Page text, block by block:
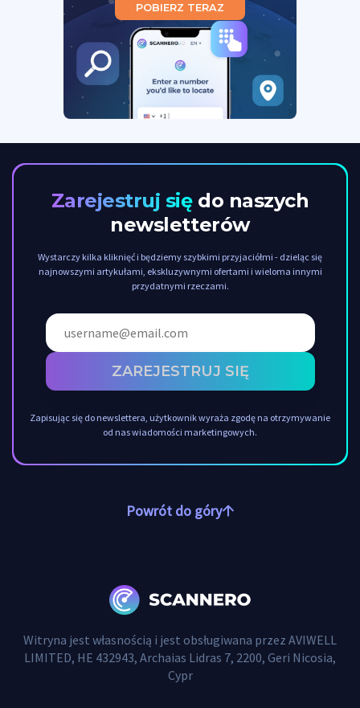
POBIERZ TERAZ
Zarejestruj siędo naszych
newsletterów
Wystarczy kilka kliknięć i będziemy szybkimi przyjaciółmi - dzieląc się
najnowszymi artykułami, ekskluzywnymi ofertami i wieloma innymi
przydatnymi rzeczami.
ZAREJESTRUJ SIĘ
Zapisując się do newslettera, użytkownik wyraża zgodę na otrzymywanie
od nas wiadomości marketingowych.
Powrót do góry
Witryna jest własnością i jest obsługiwana przez AVIWELL
LIMITED, HE 432943, Archaias Lidras 7, 2200, Geri Nicosia,
Cypr